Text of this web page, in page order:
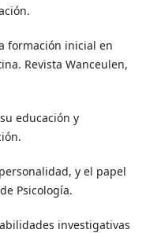
formación inicial en
Revista Wanceulen,
educación y
y el papel
Psicología.
investigativas